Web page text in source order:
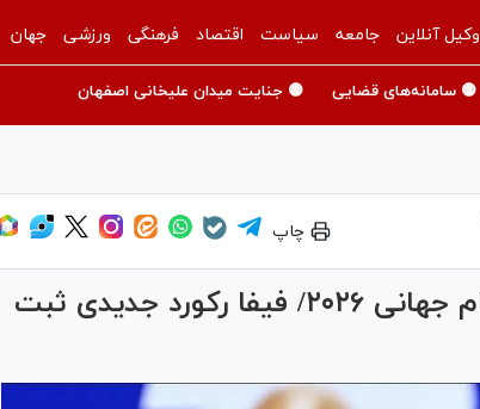
وکیل آنلاین جامعه سیاست اقتصاد فرهنگی ورزشی جهان
🟡 سامانه‌های قضایی 🟡 جنایت میدان علیخانی اصفهان
چاپ
افزایش چشمگیر پاداش‌های جام جهانی ۲۰۲۶/ فیفا رکورد جدیدی ثبت